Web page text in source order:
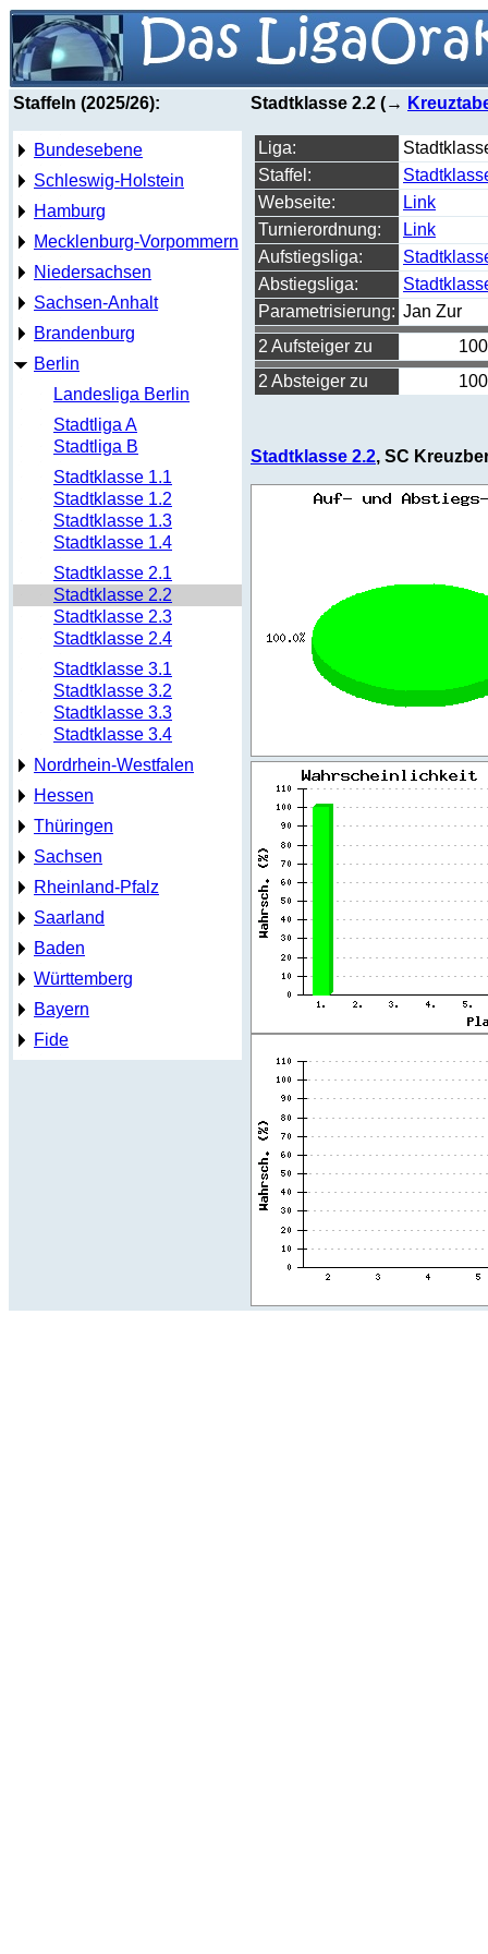
Staffeln (2025/26):
Bundesebene
Schleswig-Holstein
Hamburg
Mecklenburg-Vorpommern
Niedersachsen
Sachsen-Anhalt
Brandenburg
Berlin
Landesliga Berlin
Stadtliga A
Stadtliga B
Stadtklasse 1.1
Stadtklasse 1.2
Stadtklasse 1.3
Stadtklasse 1.4
Stadtklasse 2.1
Stadtklasse 2.2
Stadtklasse 2.3
Stadtklasse 2.4
Stadtklasse 3.1
Stadtklasse 3.2
Stadtklasse 3.3
Stadtklasse 3.4
Nordrhein-Westfalen
Hessen
Thüringen
Sachsen
Rheinland-Pfalz
Saarland
Baden
Württemberg
Bayern
Fide
Stadtklasse 2.2 (→
Liga:
Staffel:
Webseite:
Link
Turnierordnung:
Link
Aufstiegsliga:
Abstiegsliga:
Parametrisierung: Jan Zur
2 Aufsteiger zu
2 Absteiger zu
Stadtklasse 2.2, SC